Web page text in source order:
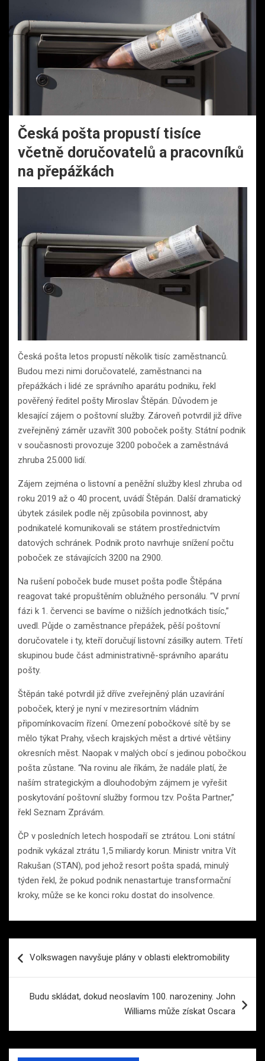
Česká pošta propustí tisíce
včetně doručovatelů a pracovníků
na přepážkách
Česká pošta letos propustí několik tisíc zaměstnanců.
Budou mezi nimi doručovatelé, zaměstnanci na
přepážkách i lidé ze správního aparátu podniku, řekl
pověřený ředitel pošty Miroslav Štěpán. Důvodem je
klesající zájem o poštovní služby. Zároveň potvrdil již dříve
zveřejněný záměr uzavřít 300 poboček pošty. Státní podnik
v současnosti provozuje 3200 poboček a zaměstnává
zhruba 25.000 lidí.
Zájem zejména o listovní a peněžní služby klesl zhruba od
roku 2019 až o 40 procent, uvádí Štěpán. Další dramatický
úbytek zásilek podle něj způsobila povinnost, aby
podnikatelé komunikovali se státem prostřednictvím
datových schránek. Podnik proto navrhuje snížení počtu
poboček ze stávajících 3200 na 2900.
Na rušení poboček bude muset pošta podle Štěpána
reagovat také propuštěním oblužného personálu. “V první
fázi k 1. červenci se bavíme o nižších jednotkách tisíc,”
uvedl. Půjde o zaměstnance přepážek, pěší poštovní
doručovatele i ty, kteří doručují listovní zásilky autem. Třetí
skupinou bude část administrativně-správního aparátu
pošty.
Štěpán také potvrdil již dříve zveřejněný plán uzavírání
poboček, který je nyní v meziresortním vládním
připomínkovacím řízení. Omezení pobočkové sítě by se
mělo týkat Prahy, všech krajských měst a drtivé většiny
okresních měst. Naopak v malých obcí s jedinou pobočkou
pošta zůstane. “Na rovinu ale říkám, že nadále platí, že
naším strategickým a dlouhodobým zájmem je vyřešit
poskytování poštovní služby formou tzv. Pošta Partner,”
řekl Seznam Zprávám.
ČP v posledních letech hospodaří se ztrátou. Loni státní
podnik vykázal ztrátu 1,5 miliardy korun. Ministr vnitra Vít
Rakušan (STAN), pod jehož resort pošta spadá, minulý
týden řekl, že pokud podnik nenastartuje transformační
kroky, může se ke konci roku dostat do insolvence.
pro
Volkswagen navyšuje plány v oblasti elektromobility
Budu skládat, dokud neoslavím 100. narozeniny. John
Williams může získat Oscara